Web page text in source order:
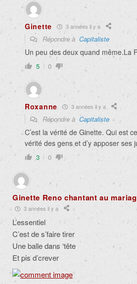
Ginette 3 années il y a
Répondre à Capitaliste
Un peu des deux quand même.La
5 0
Roxanne 3 années il y a
Répondre à Capitaliste
C’est la vérité de Ginette. Qui est
vérité des gens et d’y apposer ses
3 0
Ginette Reno chantant au
3 années il y a
L’essentiel
C’est de s’faire tirer
Une balle dans ‘tête
Et pis d’crever